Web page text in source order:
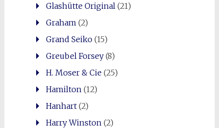
Glashütte Original (21)
Graham (2)
Grand Seiko(15)
Greubel Forsey(8)
H. Moser & Cie(25)
Hamilton (12)
Hanhart(2)
Harry Winston (2)